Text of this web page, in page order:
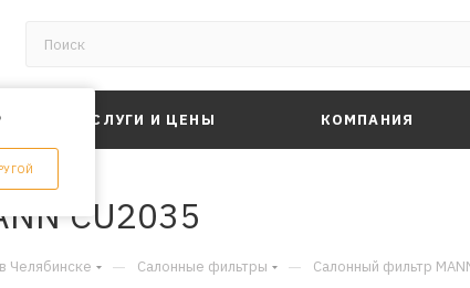
УСЛУГИ И ЦЕНЫ КОМПАНИЯ
CU2035
Челябинске — Салонные фильтры — Салонный фильтр